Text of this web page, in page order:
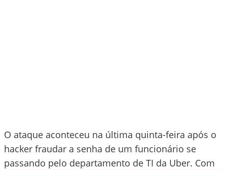
O ataque aconteceu na última quinta-feira após o
hacker fraudar a senha de um funcionário se
passando pelo departamento de TI da Uber. Com